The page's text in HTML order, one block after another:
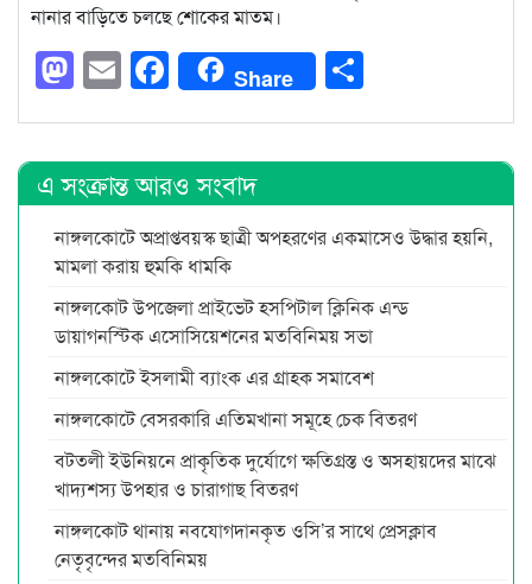
নানার বাড়িতে চলছে শোকের মাতম।
Mastodon
EmailFacebook
Share
এ সংক্রান্ত আরও সংবাদ
নাঙ্গলকোটে অপ্রাপ্তবয়স্ক ছাত্রী অপহরণের একমাসেও উদ্ধার হয়নি,
মামলা করায় হুমকি ধামকি
নাঙ্গলকোট উপজেলা প্রাইভেট হসপিটাল ক্লিনিক এন্ড
ডায়াগনস্টিক এসোসিয়েশনের মতবিনিময় সভা
নাঙ্গলকোটে ইসলামী ব্যাংক এর গ্রাহক সমাবেশ
নাঙ্গলকোটে বেসরকারি এতিমখানা সমূহে চেক বিতরণ
বটতলী ইউনিয়নে প্রাকৃতিক দুর্যোগে ক্ষতিগ্রস্ত ও অসহায়দের মাঝে
খাদ্যশস্য উপহার ও চারাগাছ বিতরণ
নাঙ্গলকোট থানায় নবযোগদানকৃত ওসি’র সাথে প্রেসক্লাব
নেতৃবৃন্দের মতবিনিময়